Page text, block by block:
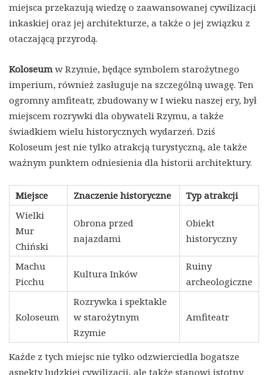
miejsca przekazują wiedzę o zaawansowanej cywilizacji
inkaskiej oraz jej architekturze, a także o jej związku z
otaczającą przyrodą.
Koloseum w Rzymie, będące symbolem starożytnego
imperium, również zasługuje na szczególną uwagę. Ten
ogromny amfiteatr, zbudowany w I wieku naszej ery, był
miejscem rozrywki dla obywateli Rzymu, a także
świadkiem wielu historycznych wydarzeń. Dziś
Koloseum jest nie tylko atrakcją turystyczną, ale także
ważnym punktem odniesienia dla historii architektury.
Miejsce Znaczenie historyczne
Typ atrakcji
Wielki
Mur
Chiński
Obrona przed
najazdami
Obiekt
historyczny
Machu
Picchu
Kultura Inków
Ruiny
archeologiczne
Koloseum
Rozrywka i spektakle
w starożytnym
Rzymie
Amfiteatr
Każde z tych miejsc nie tylko odzwierciedla bogatsze
aspekty ludzkiej cywilizacji, ale także stanowi istotny